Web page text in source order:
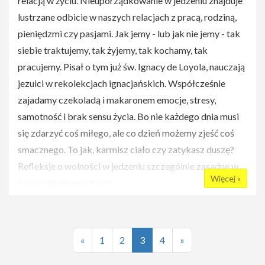
Po części wykładowej przewidziany jest poczęstunek
dla uczestników.
UWAGA! LICZBA MIEJSC OGRANICZONA! ZAPISY
POPRZEZ
FORMULARZ
PAMIĘTAJ! Uczestnictwo w Chrześcijańskim Forum
Młodych jest BEZPŁATNE!
W razie jakichkolwiek pytań lub wątpliwości prosimy
kontaktować się za pomocą e-maila:
chfm@solideo.pl
lustrzane odbicie w naszych relacjach z pracą, rodziną,
pieniędzmi czy pasjami. Jak jemy - lub jak nie jemy - tak
siebie traktujemy, tak żyjemy, tak kochamy, tak
pracujemy. Pisał o tym już św. Ignacy de Loyola, nauczają
jezuici w rekolekcjach ignacjańskich. Współcześnie
zajadamy czekoladą i makaronem emocje, stresy,
samotność i brak sensu życia. Bo nie każdego dnia musi
się zdarzyć coś miłego, ale co dzień możemy zjeść coś
smacznego. To jak, karmisz ciało czy zatykasz duszę?
Refleksje o wolności w jedzeniu szczególnie zasadne w
odbędzie się 23 marca o godz. 19:00 w sali B w
Więcej »
« 1 2 3 4 »